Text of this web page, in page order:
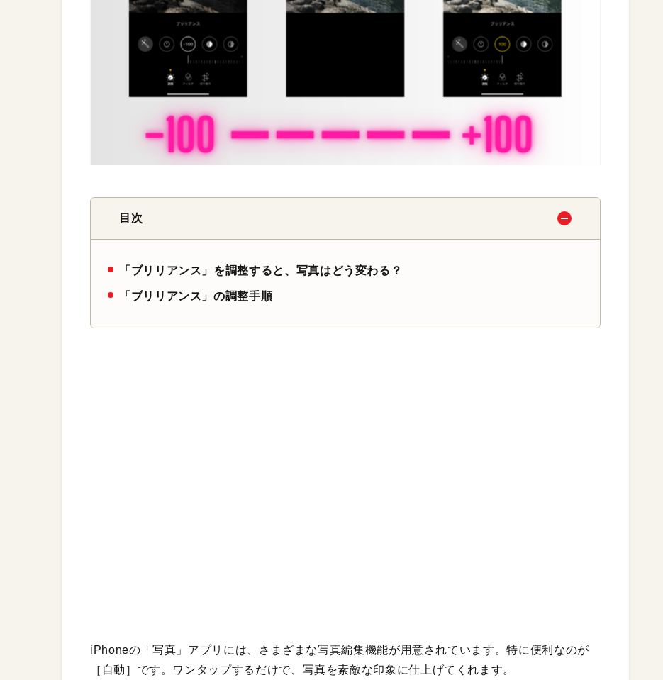
目次
「ブリリアンス」を調整すると、写真はどう変わる？
「ブリリアンス」の調整手順
iPhoneの「写真」アプリには、さまざまな写真編集機能が用意されています。特に便利なのが
［自動］です。ワンタップするだけで、写真を素敵な印象に仕上げてくれます。